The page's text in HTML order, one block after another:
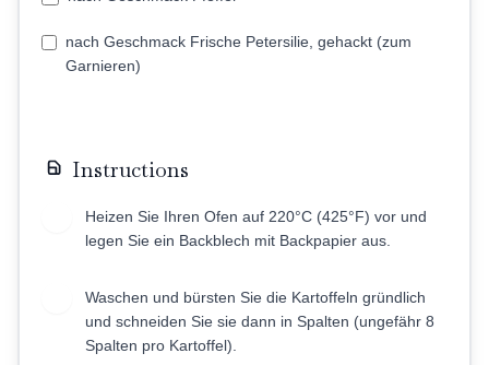
nach Geschmack Frische Petersilie, gehackt (zum
Garnieren)
Instructions
Heizen Sie Ihren Ofen auf 220°C (425°F) vor und
legen Sie ein Backblech mit Backpapier aus.
Waschen und bürsten Sie die Kartoffeln gründlich
und schneiden Sie sie dann in Spalten (ungefähr 8
Spalten pro Kartoffel).